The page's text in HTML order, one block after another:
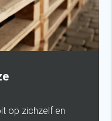
op zichzelf en